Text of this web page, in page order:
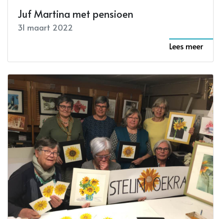
Juf Martina met pensioen
31 maart 2022
Lees meer